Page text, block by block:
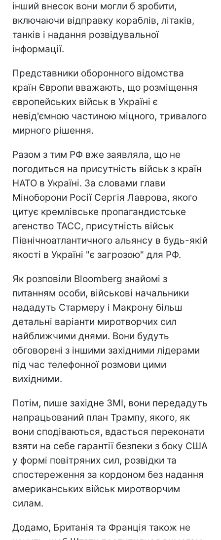
інший внесок вони могли б зробити,
включаючи відправку кораблів, літаків,
танків і надання розвідувальної
інформації.
Представники оборонного відомства
країн Європи вважають, що розміщення
європейських військ в Україні є
невід'ємною частиною міцного, тривалого
мирного рішення.
Разом з тим РФ вже заявляла, що не
погодиться на присутність військ з країн
НАТО в Україні. За словами глави
Міноборони Росії Сергія Лаврова, якого
цитує кремлівське пропагандистське
агенство ТАСС, присутність військ
Північноатлантичного альянсу в будь-якій
якості в Україні "є загрозою" для РФ.
Як розповіли Bloomberg знайомі з
питанням особи, військові начальники
нададуть Стармеру і Макрону більш
детальні варіанти миротворчих сил
найближчими днями. Вони будуть
обговорені з іншими західними лідерами
під час телефонної розмови цими
вихідними.
Потім, пише західне ЗМІ, вони передадуть
напрацьований план Трампу, якого, як
вони сподіваються, вдасться переконати
взяти на себе гарантії безпеки з боку США
у формі повітряних сил, розвідки та
спостереження за кордоном без надання
американських військ миротворчим
силам.
Додамо, Британія та Франція також не